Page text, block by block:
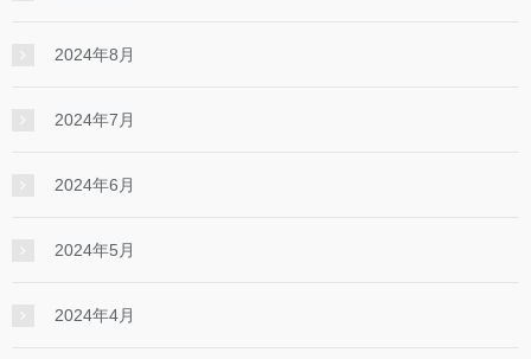
2024年8月
2024年7月
2024年6月
2024年5月
2024年4月